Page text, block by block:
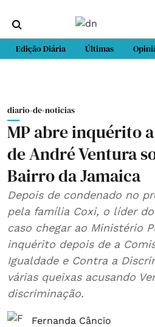
Edição Diária Últimas
diario-de-noticias
MP abre inquérito
de André Ventura
Bairro da Jamaica
Depois de condenado no
pela família Coxi, o líder do
caso chegar ao Ministério
inquérito depois de a
Igualdade e Contra a
várias queixas acusando
discriminação.
Fernanda Câncio